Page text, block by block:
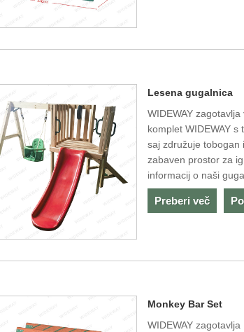
Lesena gugalnica
WIDEWAY
komplet WIDEWAY
saj združuje tobogan
zabaven prostor za
informacij o naši
Preberi več
Monkey Bar Set
WIDEWAY